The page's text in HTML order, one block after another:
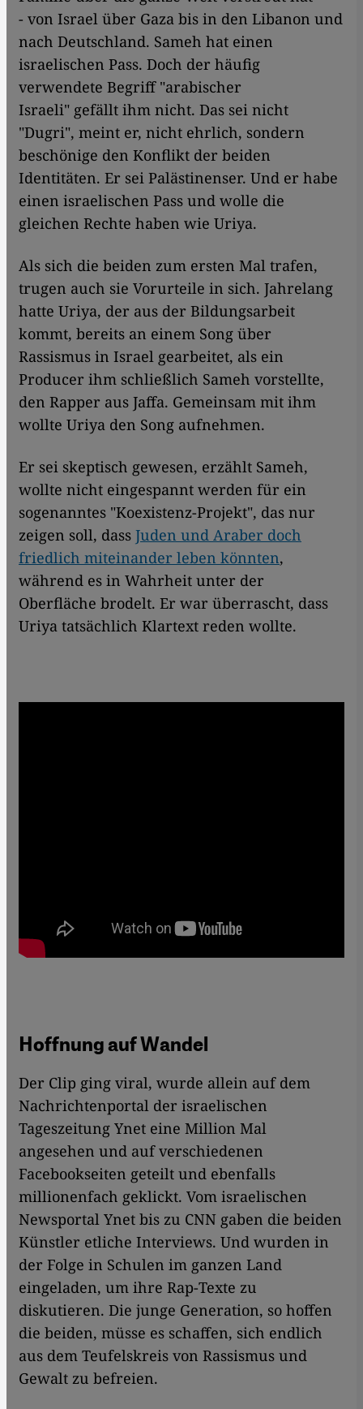
- von Israel über Gaza bis in den Libanon und
nach Deutschland. Sameh hat einen
israelischen Pass. Doch der häufig
verwendete Begriff "arabischer
Israeli" gefällt ihm nicht. Das sei nicht
"Dugri", meint er, nicht ehrlich, sondern
beschönige den Konflikt der beiden
Identitäten. Er sei Palästinenser. Und er habe
einen israelischen Pass und wolle die
gleichen Rechte haben wie Uriya.
Als sich die beiden zum ersten Mal trafen,
trugen auch sie Vorurteile in sich. Jahrelang
hatte Uriya, der aus der Bildungsarbeit
kommt, bereits an einem Song über
Rassismus in Israel gearbeitet, als ein
Producer ihm schließlich Sameh vorstellte,
den Rapper aus Jaffa. Gemeinsam mit ihm
wollte Uriya den Song aufnehmen.
Er sei skeptisch gewesen, erzählt Sameh,
wollte nicht eingespannt werden für ein
sogenanntes "Koexistenz-Projekt", das nur
zeigen soll, dass Juden und Araber doch
friedlich miteinander leben könnten,
während es in Wahrheit unter der
Oberfläche brodelt. Er war überrascht, dass
Uriya tatsächlich Klartext reden wollte.
Hoffnung auf Wandel
Der Clip ging viral, wurde allein auf dem
Nachrichtenportal der israelischen
Tageszeitung Ynet eine Million Mal
angesehen und auf verschiedenen
Facebookseiten geteilt und ebenfalls
millionenfach geklickt. Vom israelischen
Newsportal Ynet bis zu CNN gaben die beiden
Künstler etliche Interviews. Und wurden in
der Folge in Schulen im ganzen Land
eingeladen, um ihre Rap-Texte zu
diskutieren. Die junge Generation, so hoffen
die beiden, müsse es schaffen, sich endlich
aus dem Teufelskreis von Rassismus und
Gewalt zu befreien.